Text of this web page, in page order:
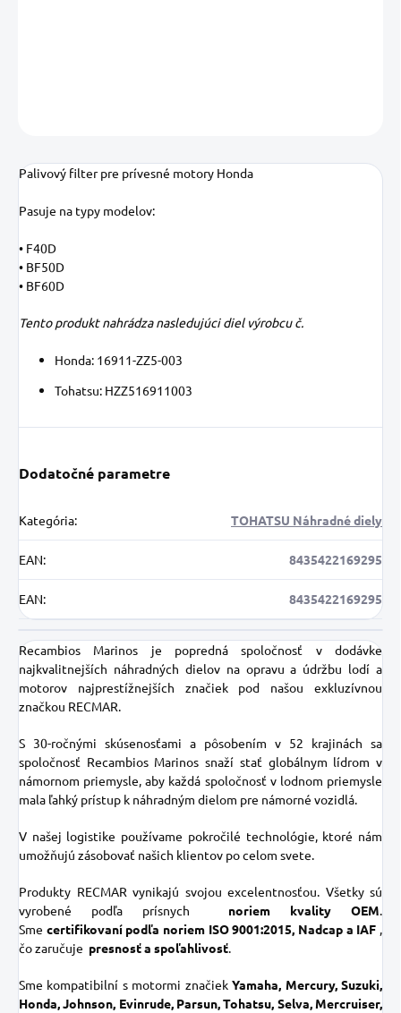
Palivový filter pre prívesné motory Honda
Pasuje na typy modelov:
• F40D
• BF50D
• BF60D
Tento produkt nahrádza nasledujúci diel výrobcu č.
Honda: 16911-ZZ5-003
Tohatsu: HZZ516911003
Dodatočné parametre
Kategória: TOHATSU Náhradné diely
EAN: 8435422169295
EAN: 8435422169295
Recambios Marinos je popredná spoločnosť v dodávke
najkvalitnejších náhradných dielov na opravu a údržbu lodí a
motorov najprestížnejších značiek pod našou exkluzívnou
značkou RECMAR.
S 30-ročnými skúsenosťami a pôsobením v 52 krajinách sa
spoločnosť Recambios Marinos snaží stať globálnym lídrom v
námornom priemysle, aby každá spoločnosť v lodnom priemysle
mala ľahký prístup k náhradným dielom pre námorné vozidlá.
V našej logistike používame pokročilé technológie, ktoré nám
umožňujú zásobovať našich klientov po celom svete.
Produkty RECMAR vynikajú svojou excelentnosťou. Všetky sú
vyrobené podľa prísnych
noriem kvality OEM.
Sme certifikovaní podľa noriem ISO 9001:2015, Nadcap a IAF ,
čo zaručuje presnosť a spoľahlivosť.
Sme kompatibilní s motormi značiekYamaha, Mercury, Suzuki,
Honda, Johnson, Evinrude, Parsun, Tohatsu, Selva, Mercruiser,